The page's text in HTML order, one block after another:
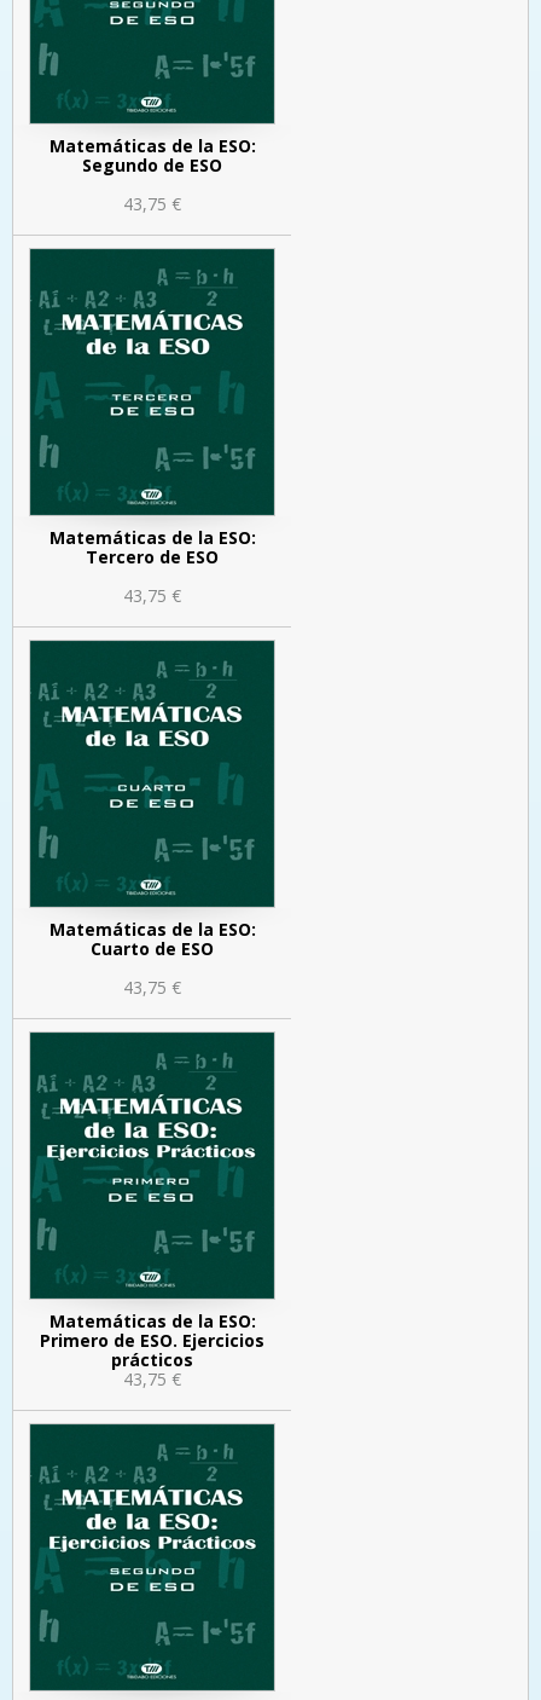
Matemáticas de la ESO:
Segundo de ESO
43,75 €
Matemáticas de la ESO:
Tercero de ESO
43,75 €
Matemáticas de la ESO:
Cuarto de ESO
43,75 €
Matemáticas de la ESO:
Primero de ESO. Ejercicios
prácticos
43,75 €